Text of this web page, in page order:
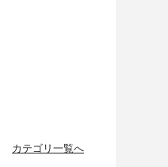
カテゴリ一覧へ